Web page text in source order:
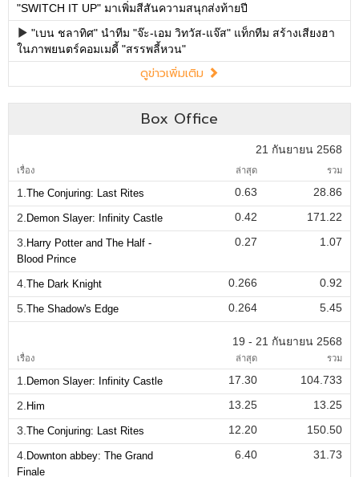
"SWITCH IT UP" มาเพิ่มสีสันความสนุกส่งท้ายปี
"เบน ชลาทิศ" นำทีม "จ๊ะ-เอม วิทวัส-แจ๊ส" แท็กทีม สร้างเสียงฮา
ในภาพยนตร์คอมเมดี้ "สรรพลี้หวน"
ดูข่าวเพิ่มเติม
Box Office
21 กันยายน 2568
เรื่อง ล่าสุด รวม
1. The Conjuring: Last Rites 0.63
28.86
2. Demon Slayer: Infinity Castle 0.42
171.22
3. Harry Potter and The Half -
Blood Prince
0.27 1.07
4. The Dark Knight 0.266
0.92
5. The Shadow's Edge 0.264 5.45
19 - 21 กันยายน 2568
เรื่อง ล่าสุด รวม
1. Demon Slayer: Infinity Castle 17.30
104.733
2. Him 13.25
13.25
3. The Conjuring: Last Rites 12.20
150.50
4. Downton abbey: The Grand
Finale
6.40 31.73